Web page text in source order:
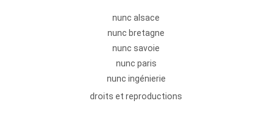
nunc alsace
nunc bretagne
nunc savoie
nunc paris
nunc ingénierie
droits et reproductions